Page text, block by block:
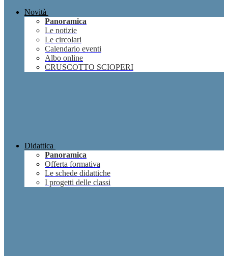
Novità
Panoramica
Le notizie
Le circolari
Calendario eventi
Albo online
CRUSCOTTO SCIOPERI
Didattica
Panoramica
Offerta formativa
Le schede didattiche
I progetti delle classi